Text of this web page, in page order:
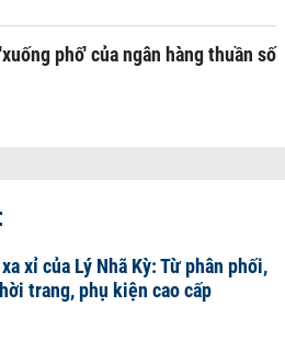
phố' của ngân hàng thuần số
xỉ của Lý Nhã Kỳ: Từ phân phối,
trang, phụ kiện cao cấp